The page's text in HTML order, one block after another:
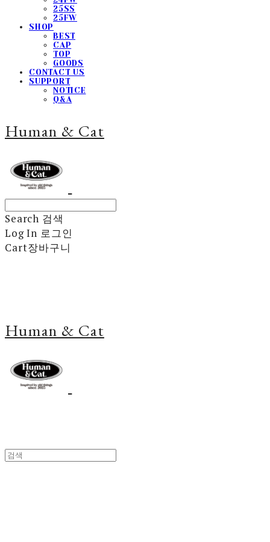
25SS
25FW
SHOP
BEST
CAP
TOP
GOODS
CONTACT US
SUPPORT
NOTICE
Q&A
Human & Cat
Search 검색
Log In 로그인
Cart장바구니
Human & Cat